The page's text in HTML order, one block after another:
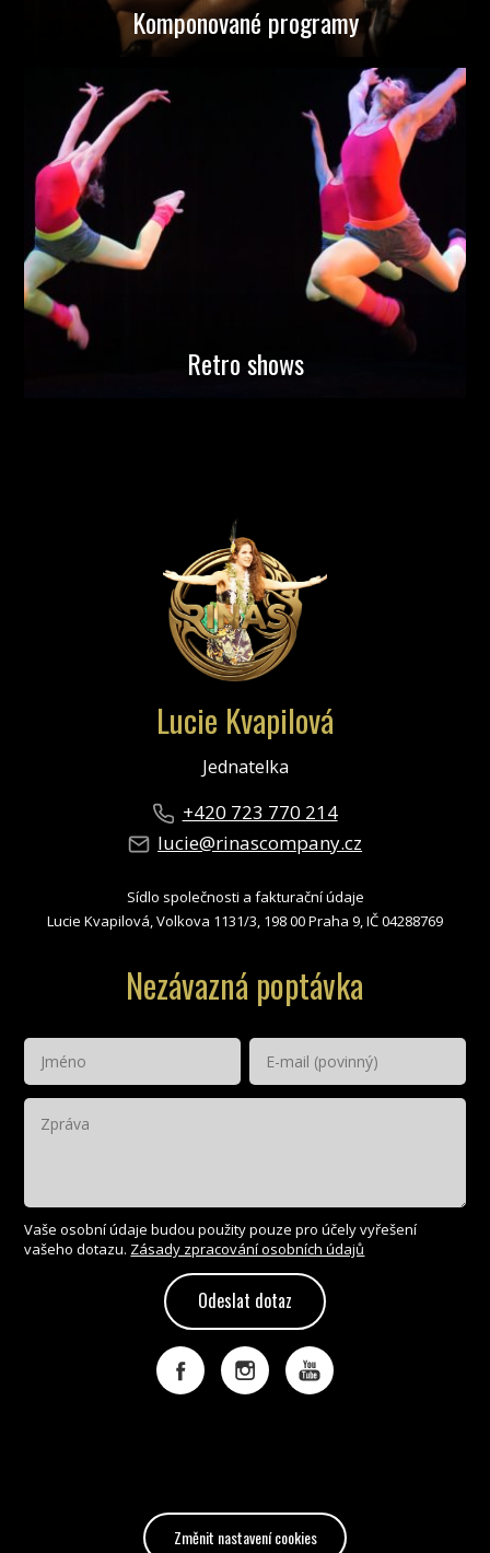
Komponované programy
Retro shows
Lucie Kvapilová
Jednatelka
+420 723 770 214
lucie@rinascompany.cz
Sídlo společnosti a fakturační údaje
Lucie Kvapilová, Volkova 1131/3, 198 00 Praha 9, IČ 04288769
Nezávazná poptávka
Vaše osobní údaje budou použity pouze pro účely vyřešení
vašeho dotazu. Zásady zpracování osobních údajů
Odeslat dotaz
Změnit nastavení cookies